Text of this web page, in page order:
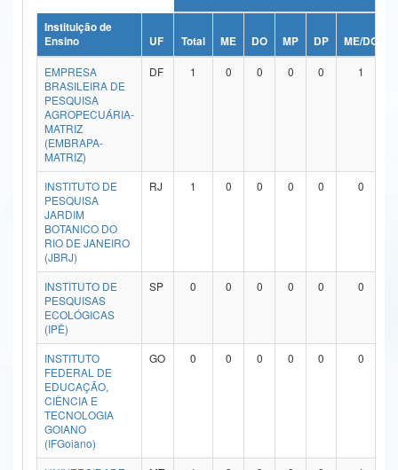
Ministério da Ciência, Tecnologia, Inovações e Comunicações
Ministério do Meio Ambiente
Ministério do Turismo
Ministério do Desenvolvimento Regional
Controladoria-Geral da União
Ministério da Mulher, da Família e dos Direitos Humanos
Secretaria-Geral
Secretaria de Governo
Gabinete de Segurança Institucional
Advocacia-Geral da União
Banco Central do Brasil
Instituição de
Ensino
UF Total ME DO MP DP ME/DO
EMPRESA
BRASILEIRA DE
PESQUISA
AGROPECUÁRIA-
MATRIZ
(EMBRAPA-
MATRIZ)
DF 1 0 0 0 0 1
INSTITUTO DE
PESQUISA
JARDIM
BOTANICO DO
RIO DE JANEIRO
(JBRJ)
RJ 1 0 0 0 0 0
INSTITUTO DE
PESQUISAS
ECOLÓGICAS
(IPÊ)
SP 0 0 0 0 0 0
INSTITUTO
FEDERAL DE
EDUCAÇÃO,
CIÊNCIA E
TECNOLOGIA
GOIANO
(IFGoiano)
GO 0 0 0 0 0 0